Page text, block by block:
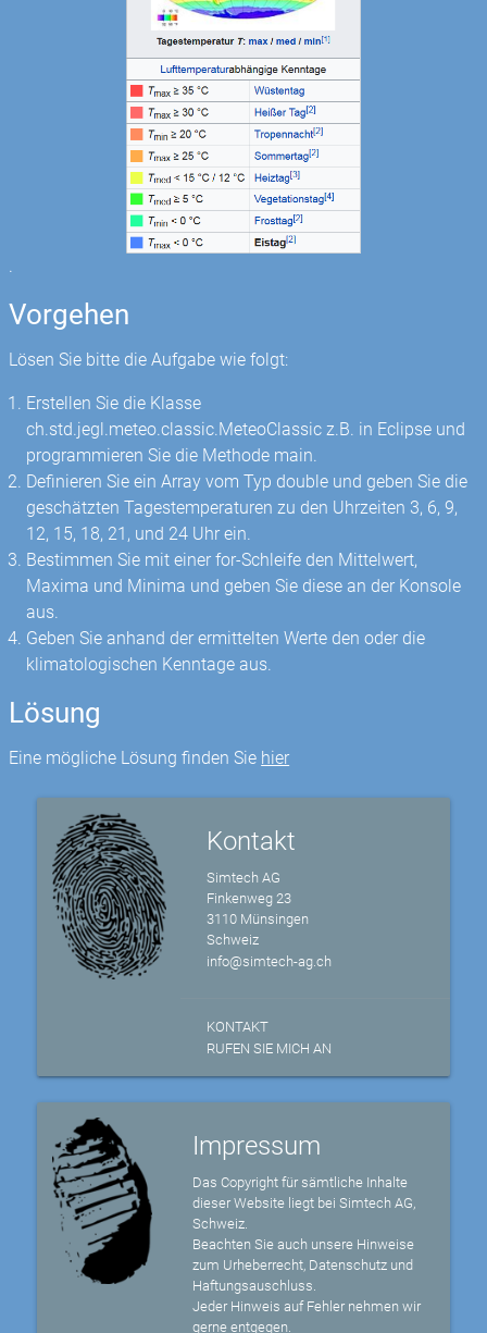
.
Vorgehen
Lösen Sie bitte die Aufgabe wie folgt:
Erstellen Sie die Klasse
ch.std.jegl.meteo.classic.MeteoClassic z.B. in Eclipse und
programmieren Sie die Methode main.
Definieren Sie ein Array vom Typ double und geben Sie die
geschätzten Tagestemperaturen zu den Uhrzeiten 3, 6, 9,
12, 15, 18, 21, und 24 Uhr ein.
Bestimmen Sie mit einer for-Schleife den Mittelwert,
Maxima und Minima und geben Sie diese an der Konsole
aus.
Geben Sie anhand der ermittelten Werte den oder die
klimatologischen Kenntage aus.
Lösung
Eine mögliche Lösung finden Sie hier
Kontakt
Simtech AG
Finkenweg 23
3110 Münsingen
Schweiz
info@simtech-ag.ch
KONTAKT
RUFEN SIE MICH AN
Impressum
Das Copyright für sämtliche Inhalte
dieser Website liegt bei Simtech AG,
Schweiz.
Beachten Sie auch unsere Hinweise
zum Urheberrecht, Datenschutz und
Haftungsauschluss.
Jeder Hinweis auf Fehler nehmen wir
gerne entgegen.